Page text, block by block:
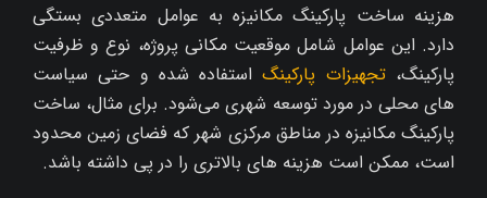
هزینه ساخت پارکینگ مکانیزه به عوامل متعددی بستگی
دارد. این عوامل شامل موقعیت مکانی پروژه، نوع و ظرفیت
پارکینگ،تجهیزات پارکینگاستفاده‌ شده و حتی سیاست‌
های محلی در مورد توسعه شهری می‌شود. برای مثال، ساخت
پارکینگ مکانیزه در مناطق مرکزی شهر که فضای زمین محدود
است، ممکن است هزینه‌ های بالاتری را در پی داشته باشد.